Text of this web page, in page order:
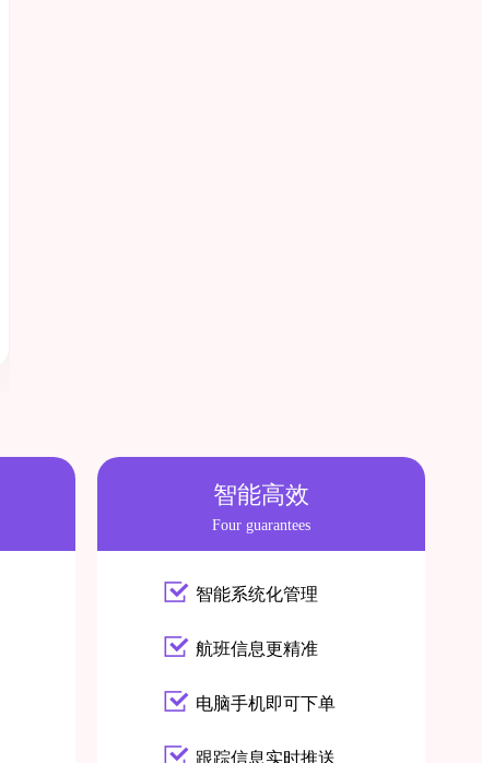
智能高效
Four guarantees
智能系统化管理
航班信息更精准
电脑手机即可下单
跟踪信息实时推送